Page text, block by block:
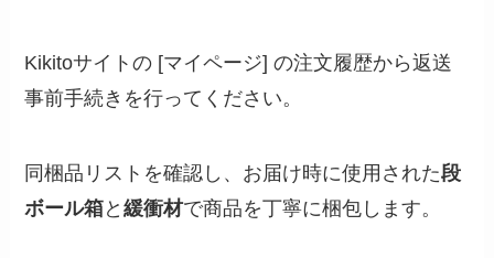
Kikitoサイトの [マイページ] の注文履歴から返送
事前手続きを行ってください。
同梱品リストを確認し、お届け時に使用された段
ボール箱と緩衝材で商品を丁寧に梱包します。